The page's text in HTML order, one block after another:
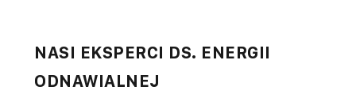
NASI EKSPERCI DS. ENERGII
ODNAWIALNEJ